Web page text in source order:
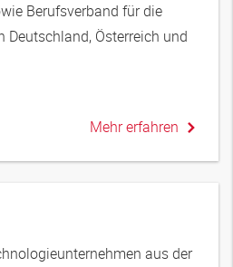
Berufsverband für die
Deutschland, Österreich und
Mehr erfahren
aus der